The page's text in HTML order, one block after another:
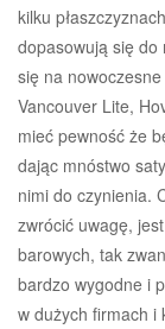
kilku
dopasowują się do
się na
Vancouver Lite,
mieć pewność że
dając mnóstwo
nimi do czynienia.
zwrócić uwagę,
barowych, tak
bardzo wygodne i
w dużych firmach i